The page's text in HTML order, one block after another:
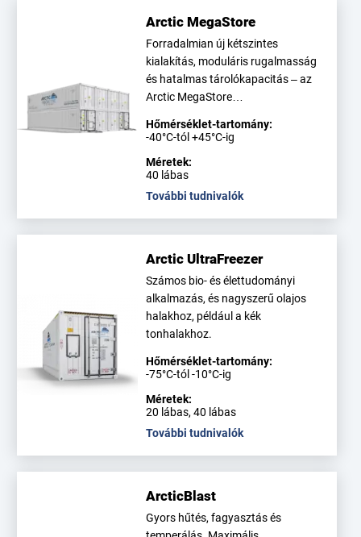
Arctic MegaStore
Forradalmian új kétszintes
kialakítás, moduláris rugalmasság
és hatalmas tárolókapacitás – az
Arctic MegaStore…
Hőmérséklet-tartomány:
-40°C-tól +45°C-ig
Méretek:
40 lábas
További tudnivalók
Arctic UltraFreezer
Számos bio- és élettudományi
alkalmazás, és nagyszerű olajos
halakhoz, például a kék
tonhalakhoz.
Hőmérséklet-tartomány:
-75°C-tól -10°C-ig
Méretek:
20 lábas, 40 lábas
További tudnivalók
ArcticBlast
Gyors hűtés, fagyasztás és